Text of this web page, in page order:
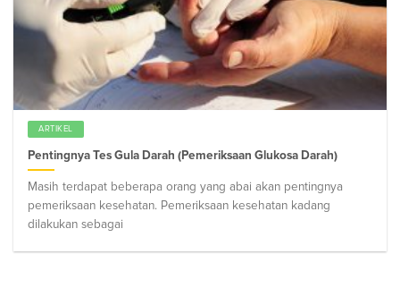
ARTIKEL
Pentingnya Tes Gula Darah (Pemeriksaan Glukosa Darah)
Masih terdapat beberapa orang yang abai akan pentingnya
pemeriksaan kesehatan. Pemeriksaan kesehatan kadang
dilakukan sebagai